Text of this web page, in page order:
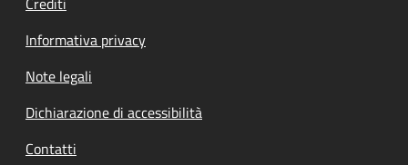
Informativa privacy
Note legali
Dichiarazione di accessibilità
Contatti